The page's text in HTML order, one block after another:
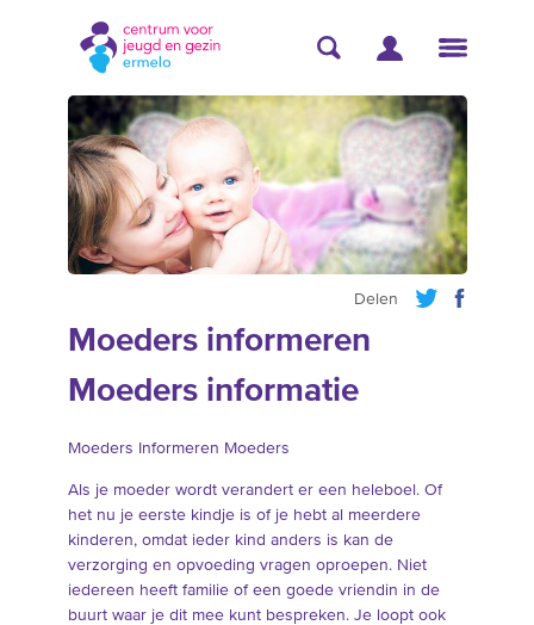
Delen
Moeders informeren
Moeders informatie
Moeders Informeren Moeders
Als je moeder wordt verandert er een heleboel. Of
het nu je eerste kindje is of je hebt al meerdere
kinderen, omdat ieder kind anders is kan de
verzorging en opvoeding vragen oproepen. Niet
iedereen heeft familie of een goede vriendin in de
buurt waar je dit mee kunt bespreken. Je loopt ook